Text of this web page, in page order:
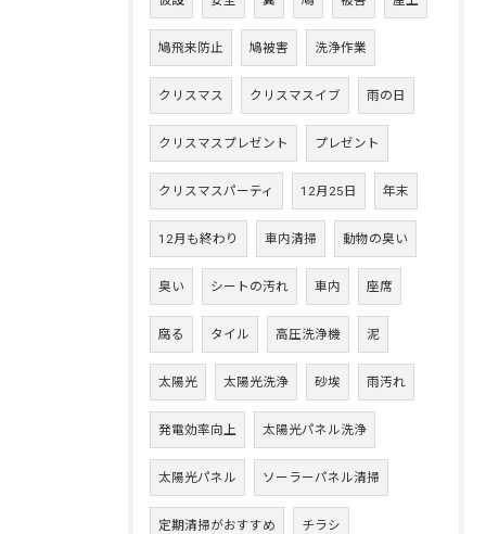
鳩飛来防止 鳩被害 洗浄作業
クリスマス クリスマスイブ 雨の日
クリスマスプレゼント プレゼント
クリスマスパーティ 12月25日 年末
12月も終わり 車内清掃 動物の臭い
臭い シートの汚れ 車内 座席
腐る タイル 高圧洗浄機 泥
太陽光 太陽光洗浄 砂埃 雨汚れ
発電効率向上 太陽光パネル洗浄
太陽光パネル ソーラーパネル清掃
定期清掃がおすすめ チラシ